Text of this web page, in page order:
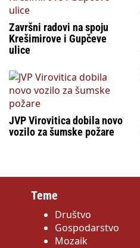
Završni radovi na spoju
Krešimirove i Gupčeve
ulice
JVP Virovitica dobila novo
vozilo za šumske požare
Teme
Društvo
Gospodarstvo
Mozaik